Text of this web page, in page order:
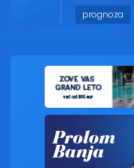
prognoza